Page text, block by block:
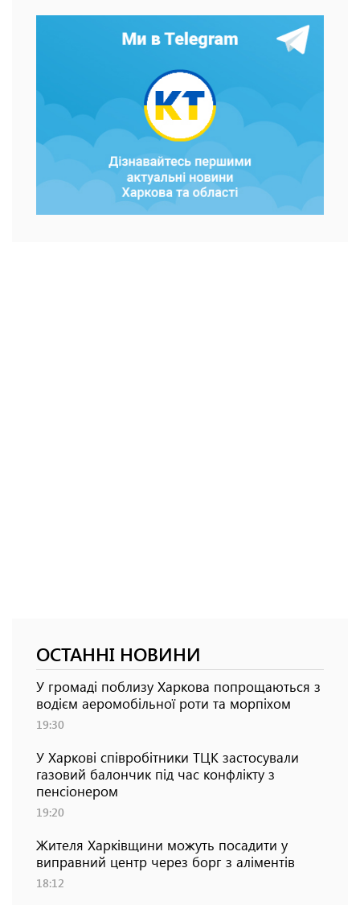
ОСТАННІ НОВИНИ
У громаді поблизу Харкова попрощаються з
водієм аеромобільної роти та морпіхом
19:30
У Харкові співробітники ТЦК застосували
газовий балончик під час конфлікту з
пенсіонером
19:20
Жителя Харківщини можуть посадити у
виправний центр через борг з аліментів
18:12